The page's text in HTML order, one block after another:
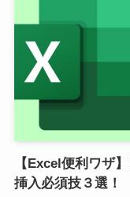
【Excel便利ワザ
挿入必須技３選！